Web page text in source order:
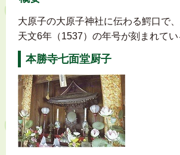
大原子の大原子神社に伝わる鰐口で
天文6年（1537）の年号が刻まれてい
本勝寺七面堂厨子